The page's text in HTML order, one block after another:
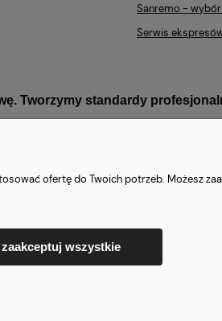
Sanremo -
Serwis
Tworzymy standardy
w Polsce
ofertę do Twoich potrzeb. Możesz
zaakceptuj wszystkie